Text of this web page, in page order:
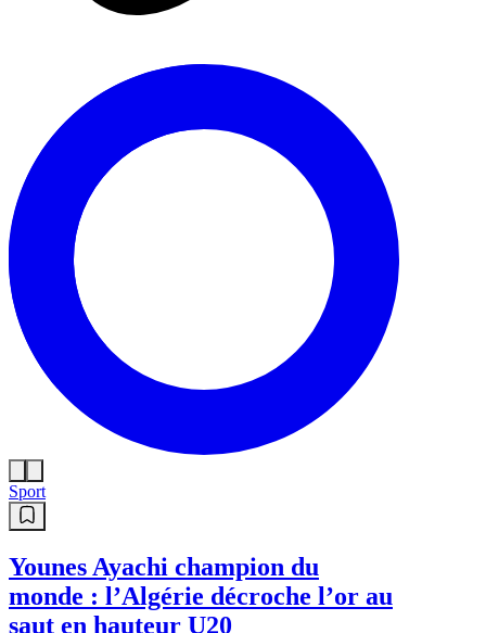
Sport
Younes Ayachi champion du
monde : l’Algérie décroche l’or au
saut en hauteur U20